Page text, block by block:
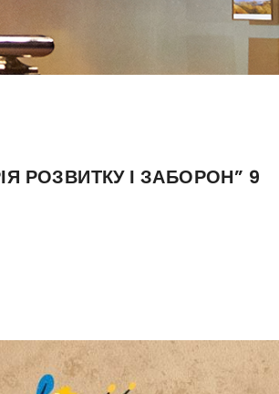
РОЗВИТКУ І ЗАБОРОН” 9